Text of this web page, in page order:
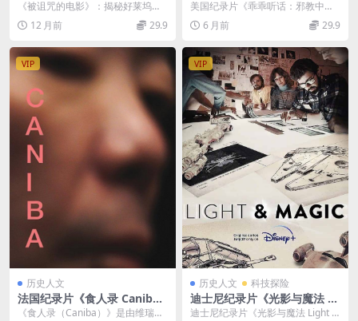
Cursed Films 2022》第1-2季
全10集 英语中英双字 官方纯
净版 1080P/MKV/16.8G 电影
《被诅咒的电影》：揭秘好莱坞恐
怖电影背后的诅咒传说 《被诅咒的
电影 Cursed...
12 月前 29.9
中的祈祷与服从 Keep Sweet:
Pray and Obey 2022》全4集
英语中字 1080P/MP4/7.87G
美国纪录片《乖乖听话：邪教中的
祈祷与服从 2022》深度解析 作为
聚焦邪教刑案的...
6 月前 29.9
VIP
历史人文
法国纪录片《食人录 Caniba
2017》英语英字 1080P/MK
《食人录（Caniba）》是由维瑞
VIP
历史人文 科技探险
迪士尼纪录片《光影与魔法 Li
ght & Magic 2023》第二季
迪士尼纪录片《光影与魔法 Light &